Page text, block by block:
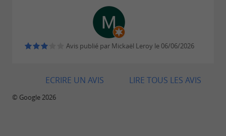
village, Chez Julien est une adresse
incontournable pour découvrir l'ambiance
authentique d'un restaurant familial dans les
Pyrénées-Atlantiques.
Avis publié par Mickaël Leroy le 06/06/2026
LIRE TOUS LES AVIS
ECRIRE UN AVIS
© Google 2026